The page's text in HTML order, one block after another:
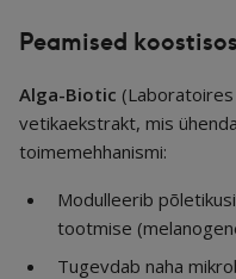
Peamised
Alga-Biotic
vetikaekstrakt, mis
toimemehhanismi:
Modulleerib
tootmise
Tugevdab naha